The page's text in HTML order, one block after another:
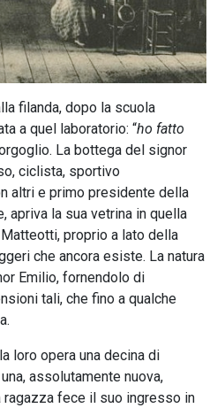
filanda, dopo la scuola
a quel laboratorio: “ho fatto
La bottega del signor
ciclista, sportivo
altri e primo presidente della
apriva la sua vetrina in quella
proprio a lato della
che ancora esiste. La natura
Emilio, fornendolo di
tali, che fino a qualche
loro opera una decina di
assolutamente nuova,
fece il suo ingresso in